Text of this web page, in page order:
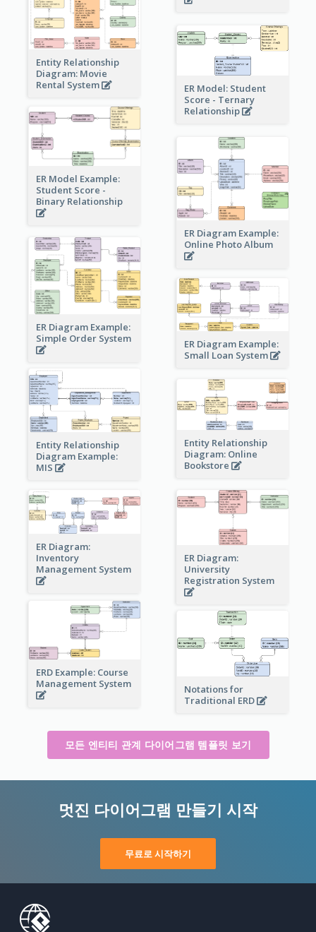
Entity Relationship
Diagram: Movie
Rental System
ER Model: Student
Score - Ternary
Relationship
ER Model Example:
Student Score -
Binary Relationship
ER Diagram Example:
Online Photo Album
ER Diagram Example:
Simple Order System
ER Diagram Example:
Small Loan System
Entity Relationship
Diagram Example:
MIS
Entity Relationship
Diagram: Online
Bookstore
ER Diagram:
Inventory
Management System
ER Diagram:
University
Registration System
ERD Example: Course
Management System
Notations for
Traditional ERD
모든 엔티티 관계 다이어그램 템플릿 보기
멋진 다이어그램 만들기 시작
무료로 시작하기